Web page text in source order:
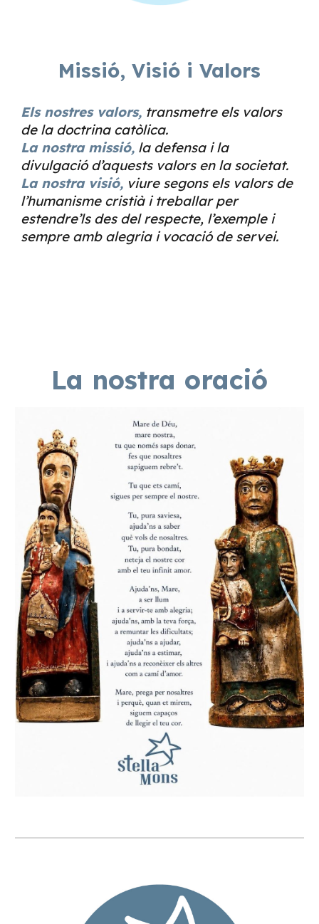
Missió, Visió i Valors
Els nostres valors, transmetre els valors
de la doctrina catòlica.
La nostra missió, la defensa i la
divulgació d’aquests valors en la societat.
La nostra visió, viure segons els valors de
l’humanisme cristià i treballar per
estendre’ls des del respecte, l’exemple i
sempre amb alegria i vocació de servei.
La nostra oració